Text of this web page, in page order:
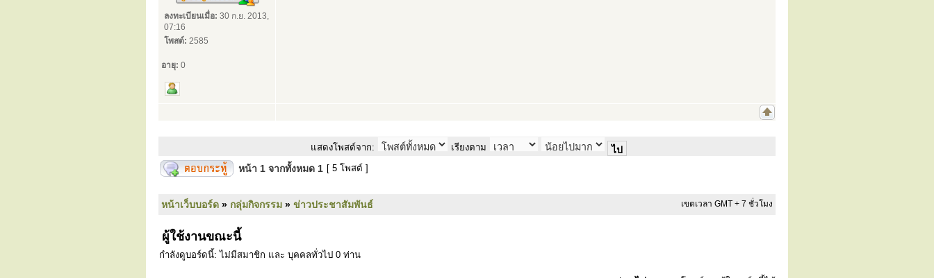
ลงทะเบียนเมื่อ: 30 ก.ย. 2013,
07:16
โพสต์: 2585
อายุ: 0
แสดงโพสต์จาก: เรียงตาม
หน้า 1 จากทั้งหมด 1 [ 5 โพสต์ ]
หน้าเว็บบอร์ด » กลุ่มกิจกรรม » ข่าวประชาสัมพันธ์ เขตเวลา GMT + 7 ชั่วโมง
ผู้ใช้งานขณะนี้
กำลังดูบอร์ดนี้: ไม่มีสมาชิก และ บุคคลทั่วไป 0 ท่าน